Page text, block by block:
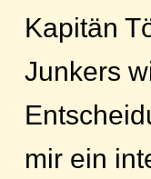
Kapitän
Junkers
mir ein